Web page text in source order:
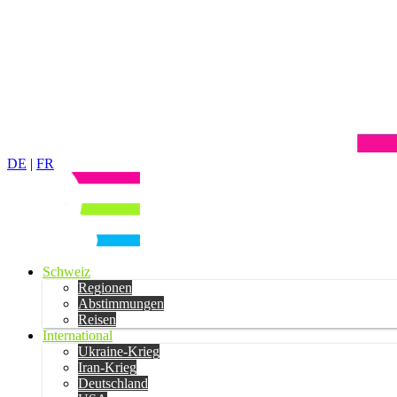
DE | FR
Schweiz
Regionen
Abstimmungen
Reisen
International
Ukraine-Krieg
Iran-Krieg
Deutschland